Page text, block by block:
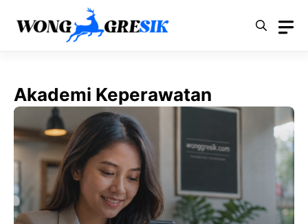
Akademi Keperawatan